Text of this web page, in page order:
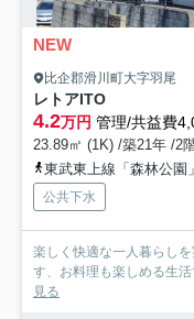
NEW
比企郡滑川町大字羽尾
レトアITO
4.2万円 管理/共益費
23.89㎡ (1K) /築21年 /2
東武東上線「森林公園
公共下水
楽しく快適な一人暮らし
す、お料理も楽しめる生
見る